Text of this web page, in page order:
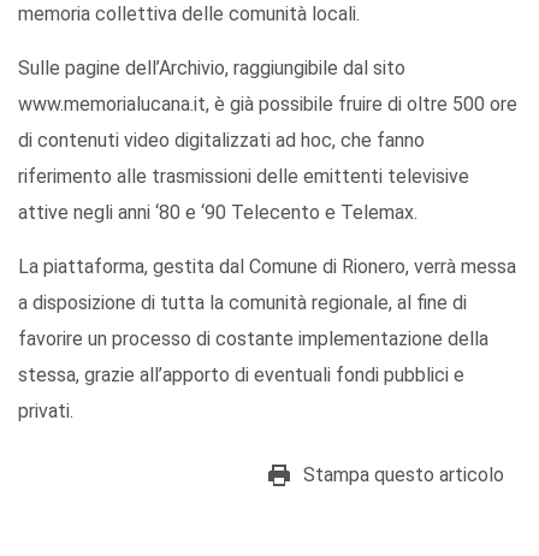
memoria collettiva delle comunità locali.
Sulle pagine dell’Archivio, raggiungibile dal sito
www.memorialucana.it, è già possibile fruire di oltre 500 ore
di contenuti video digitalizzati ad hoc, che fanno
riferimento alle trasmissioni delle emittenti televisive
attive negli anni ‘80 e ‘90 Telecento e Telemax.
La piattaforma, gestita dal Comune di Rionero, verrà messa
a disposizione di tutta la comunità regionale, al fine di
favorire un processo di costante implementazione della
stessa, grazie all’apporto di eventuali fondi pubblici e
privati.
Stampa questo articolo